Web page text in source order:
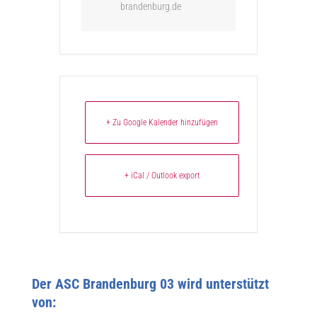
brandenburg.de
+ Zu Google Kalender hinzufügen
+ iCal / Outlook export
Der ASC Brandenburg 03 wird unterstützt
von: